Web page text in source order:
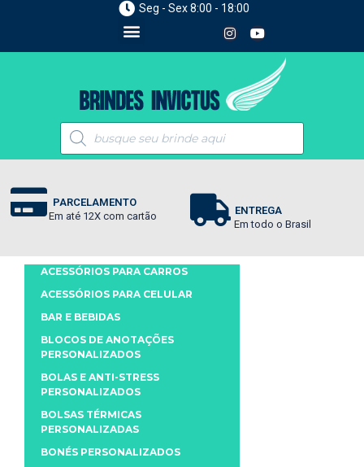
Seg - Sex 8:00 - 18:00
PARCELAMENTO
Em até 12X com cartão
ENTREGA
Em todo o Brasil
ACESSÓRIOS PARA CARROS
ACESSÓRIOS PARA CELULAR
BAR E BEBIDAS
BLOCOS DE ANOTAÇÕES
PERSONALIZADOS
BOLAS E ANTI-STRESS
PERSONALIZADOS
BOLSAS TÉRMICAS
PERSONALIZADAS
BONÉS PERSONALIZADOS